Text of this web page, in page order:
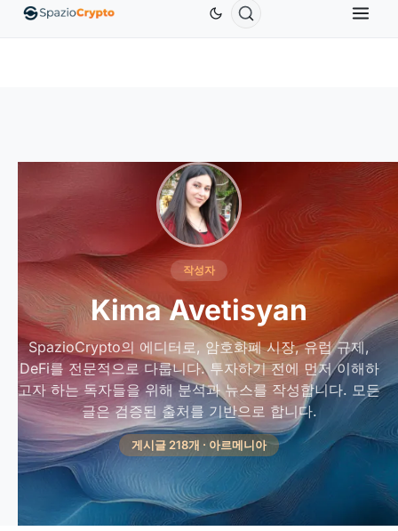
EthereumETHUS$1,880.58 TetherUSDTUS$0.9991 BNB
작성자
Kima Avetisyan
SpazioCrypto의 에디터로, 암호화폐 시장, 유럽 규제,
DeFi를 전문적으로 다룹니다. 투자하기 전에 먼저 이해하
고자 하는 독자들을 위해 분석과 뉴스를 작성합니다. 모든
글은 검증된 출처를 기반으로 합니다.
게시글 218개 · 아르메니아